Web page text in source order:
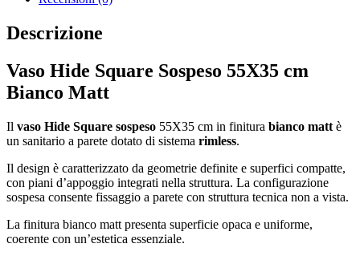
Descrizione
Vaso Hide Square Sospeso 55X35 cm
Bianco Matt
Il vaso Hide Square sospeso 55X35 cm in finitura bianco matt è
un sanitario a parete dotato di sistema rimless.
Il design è caratterizzato da geometrie definite e superfici compatte,
con piani d’appoggio integrati nella struttura. La configurazione
sospesa consente fissaggio a parete con struttura tecnica non a vista.
La finitura bianco matt presenta superficie opaca e uniforme,
coerente con un’estetica essenziale.